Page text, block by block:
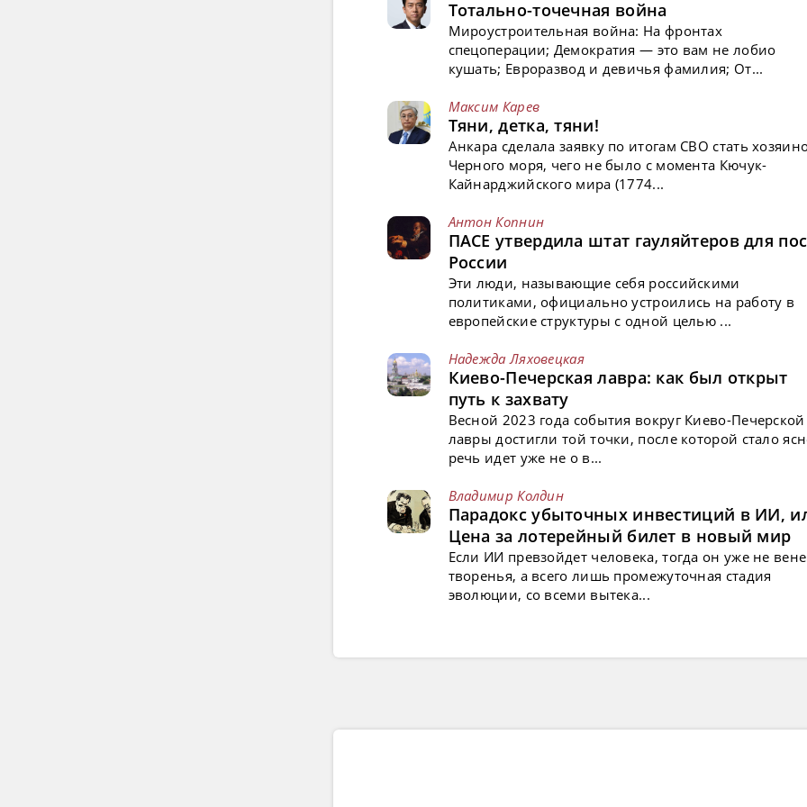
Тотально-точечная война
Мироустроительная война: На фронтах
спецоперации; Демократия — это вам не лобио
кушать; Евроразвод и девичья фамилия; От...
Максим Карев
Тяни, детка, тяни!
Анкара сделала заявку по итогам СВО стать
Черного моря, чего не было с момента Кючук-
Кайнарджийского мира (1774...
Антон Копнин
ПАСЕ утвердила штат гауляйтеров для
России
Эти люди, называющие себя российскими
политиками, официально устроились на работу в
европейские структуры с одной целью ...
Надежда Ляховецкая
Киево-Печерская лавра: как был открыт
путь к захвату
Весной 2023 года события вокруг Киево-Печерской
лавры достигли той точки, после которой стало
речь идет уже не о в...
Владимир Колдин
Парадокс убыточных инвестиций в ИИ,
Цена за лотерейный билет в новый мир
Если ИИ превзойдет человека, тогда он уже не
творенья, а всего лишь промежуточная стадия
эволюции, со всеми вытека...